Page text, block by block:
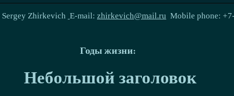
Sergey Zhirkevich E-mail: zhirkevich@mail.ru Mobile phone:
Годы жизни:
Небольшой заголовок